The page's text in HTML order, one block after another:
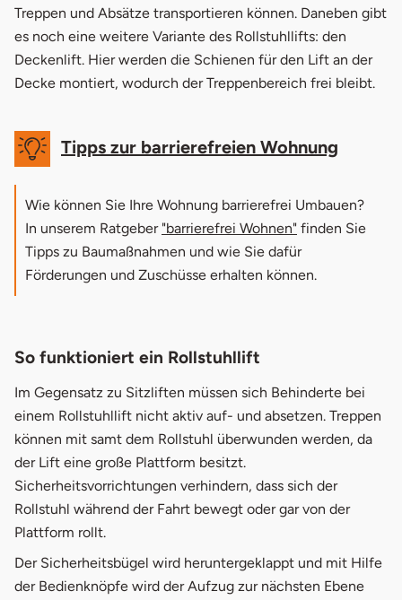
Treppen und Absätze transportieren können. Daneben gibt
es noch eine weitere Variante des Rollstuhllifts: den
Deckenlift. Hier werden die Schienen für den Lift an der
Decke montiert, wodurch der Treppenbereich frei bleibt.
Tipps zur barrierefreien Wohnung
Wie können Sie Ihre Wohnung barrierefrei Umbauen?
In unserem Ratgeber "barrierefrei Wohnen" finden Sie
Tipps zu Baumaßnahmen und wie Sie dafür
Förderungen und Zuschüsse erhalten können.
So funktioniert ein Rollstuhllift
Im Gegensatz zu Sitzliften müssen sich Behinderte bei
einem Rollstuhllift nicht aktiv auf- und absetzen. Treppen
können mit samt dem Rollstuhl überwunden werden, da
der Lift eine große Plattform besitzt.
Sicherheitsvorrichtungen verhindern, dass sich der
Rollstuhl während der Fahrt bewegt oder gar von der
Plattform rollt.
Der Sicherheitsbügel wird heruntergeklappt und mit Hilfe
der Bedienknöpfe wird der Aufzug zur nächsten Ebene